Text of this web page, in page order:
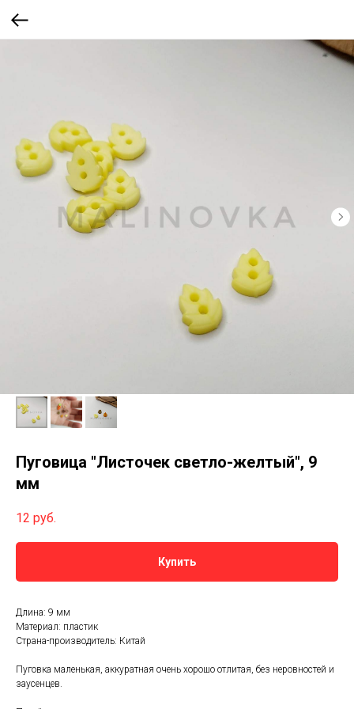
Пуговица "Листочек светло-желтый", 9
мм
12 руб.
Купить
Длина: 9 мм
Материал: пластик
Страна-производитель: Китай
Пуговка маленькая, аккуратная очень хорошо отлитая, без неровностей и
заусенцев.